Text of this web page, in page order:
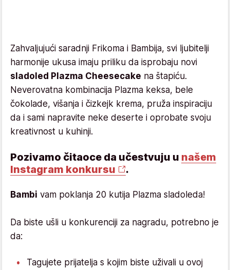
Zahvaljujući saradnji Frikoma i Bambija, svi ljubitelji
harmonije ukusa imaju priliku da isprobaju novi
sladoled Plazma Cheesecake na štapiću.
Neverovatna kombinacija Plazma keksa, bele
čokolade, višanja i čizkejk krema, pruža inspiraciju
da i sami napravite neke deserte i oprobate svoju
kreativnost u kuhinji.
Pozivamo čitaoce da učestvuju u našem
Instagram konkursu
.
Bambi vam poklanja 20 kutija Plazma sladoleda!
Da biste ušli u konkurenciji za nagradu, potrebno je
da:
Tagujete prijatelja s kojim biste uživali u ovoj